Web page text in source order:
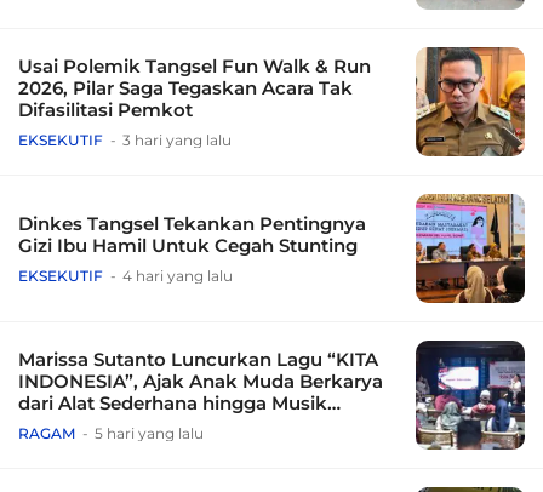
Usai Polemik Tangsel Fun Walk & Run
2026, Pilar Saga Tegaskan Acara Tak
Difasilitasi Pemkot
EKSEKUTIF 3 hari yang lalu
Dinkes Tangsel Tekankan Pentingnya
Gizi Ibu Hamil Untuk Cegah Stunting
EKSEKUTIF 4 hari yang lalu
Marissa Sutanto Luncurkan Lagu “KITA
INDONESIA”, Ajak Anak Muda Berkarya
dari Alat Sederhana hingga Musik
Tradisional
RAGAM 5 hari yang lalu